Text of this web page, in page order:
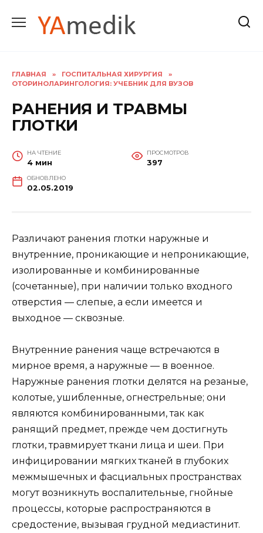
содержанию
ГЛАВНАЯ » ГОСПИТАЛЬНАЯ ХИРУРГИЯ
»
ОТОРИНОЛАРИНГОЛОГИЯ: УЧЕБНИК ДЛЯ ВУЗОВ
РАНЕНИЯ И ТРАВМЫ
ГЛОТКИ
НА ЧТЕНИЕ
4 мин
ПРОСМОТРОВ
397
ОБНОВЛЕНО
02.05.2019
Различают ранения глотки наружные и
внутренние, проникающие и непроникающие,
изолированные и комбинированные
(сочетанные), при наличии только входного
отверстия — слепые, а если имеется и
выходное — сквозные.
Внутренние ранения чаще встречаются в
мирное время, а наружные — в военное.
Наружные ранения глотки делятся на резаные,
колотые, ушибленные, огнестрельные; они
являются комбинированными, так как
ранящий предмет, прежде чем достигнуть
глотки, травмирует ткани лица и шеи. При
инфицировании мягких тканей в глубоких
межмышечных и фасциальных пространствах
могут возникнуть воспалительные, гнойные
процессы, которые распространяются в
средостение, вызывая грудной медиастинит.